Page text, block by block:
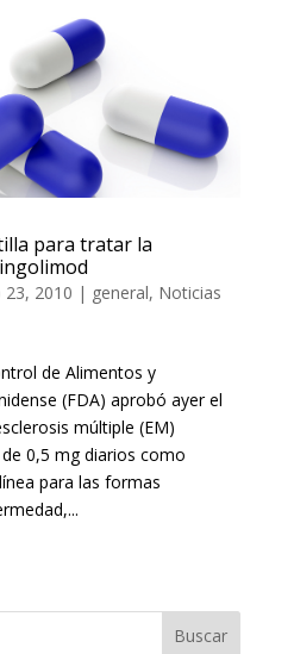
para tratar la
23, 2010 | general, Noticias
de Alimentos y
(FDA) aprobó ayer el
múltiple (EM)
0,5 mg diarios como
para las formas